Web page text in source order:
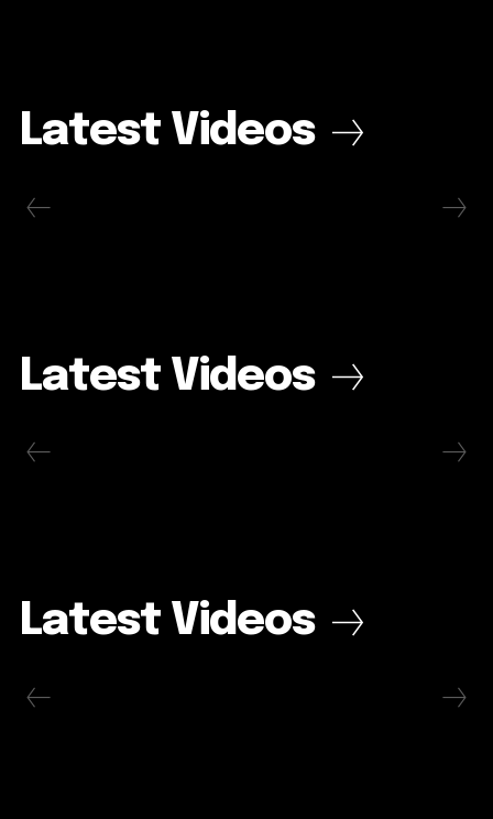
Latest Videos
Latest Videos
Latest Videos